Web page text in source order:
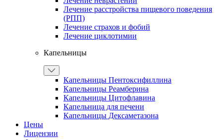
Лечение расстройства пищевого поведения
(РПП)
Лечение страхов и фобий
Лечение циклотимии
Капельницы
Капельницы Пентоксифиллина
Капельницы Реамберина
Капельницы Цитофлавина
Капельница для печени
Капельницы Дексаметазона
Цены
Лицензии